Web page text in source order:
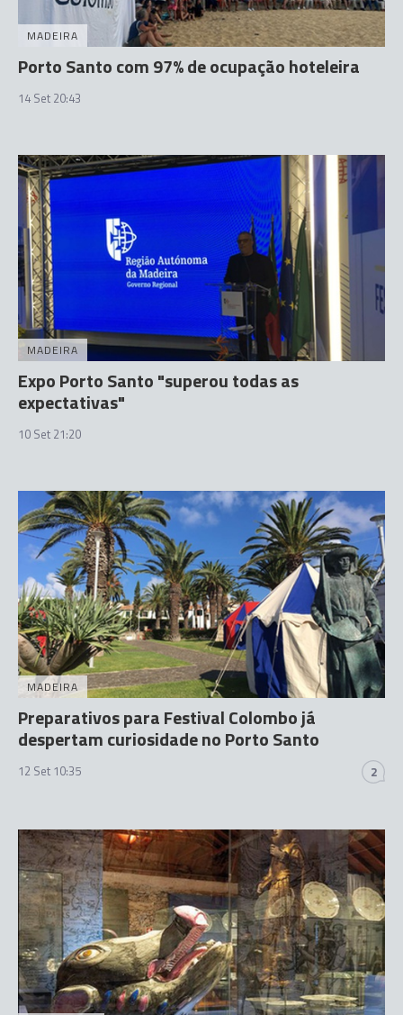
MADEIRA
Porto Santo com 97% de ocupação hoteleira
14 Set 20:43
MADEIRA
Expo Porto Santo "superou todas as
expectativas"
10 Set 21:20
MADEIRA
Preparativos para Festival Colombo já
despertam curiosidade no Porto Santo
12 Set 10:35 2